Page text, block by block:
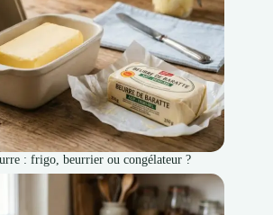
: frigo, beurrier ou congélateur ?